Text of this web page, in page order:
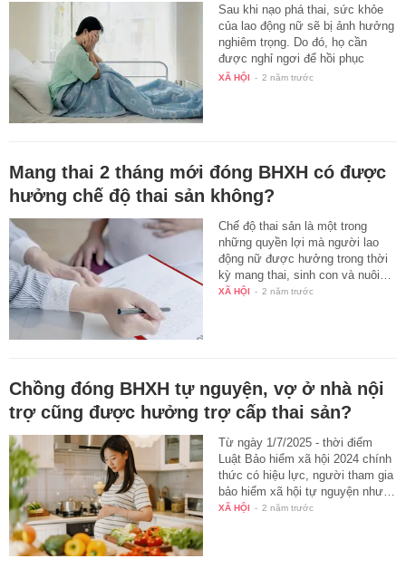
Sau khi nạo phá thai, sức khỏe
của lao động nữ sẽ bị ảnh hưởng
nghiêm trọng. Do đó, họ cần
được nghỉ ngơi để hồi phục
sức…
XÃ HỘI - 2 năm trước
Mang thai 2 tháng mới đóng BHXH có được
hưởng chế độ thai sản không?
Chế độ thai sản là một trong
những quyền lợi mà người lao
động nữ được hưởng trong thời
kỳ mang thai, sinh con và nuôi…
XÃ HỘI - 2 năm trước
Chồng đóng BHXH tự nguyện, vợ ở nhà nội
trợ cũng được hưởng trợ cấp thai sản?
Từ ngày 1/7/2025 - thời điểm
Luật Bảo hiểm xã hội 2024 chính
thức có hiệu lực, người tham gia
bảo hiểm xã hội tự nguyện như…
XÃ HỘI - 2 năm trước